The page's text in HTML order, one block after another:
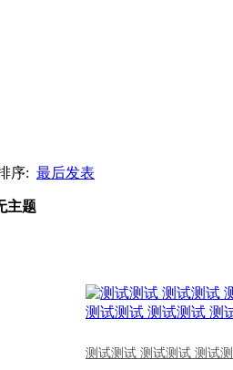
序: 最后发表
主题
测试测试 测试测试 测试